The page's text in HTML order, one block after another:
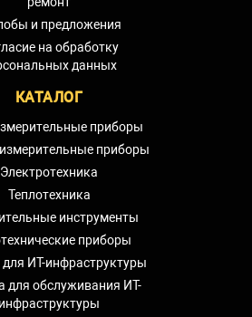
и предложения
на обработку
данных
КАТАЛОГ
приборы
приборы
Электротехника
Теплотехника
инструменты
приборы
для ИТ-инфраструктуры
для обслуживания ИТ-
инфраструктуры